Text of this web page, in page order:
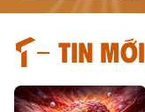
Tin mới